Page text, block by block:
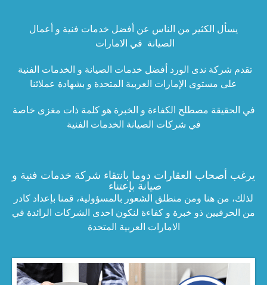
يسأل الكثير من الناس عن أفضل خدمات فنية و أعمال
الصيانة في الامارات
تقدم شركة ندى الورد أفضل خدمات الصيانة و الخدمات الفنية
على مستوى الإمارات العربية المتحدة و بشهادة عملائنا
في الحقيقة مصطلح الكفاءة و الخبرة هو كلمة ذات مغزى خاصة
في شركات الصيانة الخدمات الفنية
يرغب أصحاب العقارات دوما بانتقاء شركة خدمات فنية و
صيانة بإعتناء
لذلك، من هنا ومن منطلق الشعور بالمسؤولية، قمنا بإعداد كادر
من الحرفيين ذو خبرة و كفاءة لنكون احدى الشركات الرائدة في
الامارات العربية المتحدة